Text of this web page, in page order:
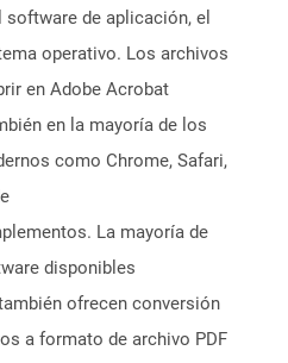
software de aplicación, el
operativo. Los archivos
en Adobe Acrobat
en la mayoría de los
como Chrome, Safari,
La mayoría de
disponibles
ofrecen conversión
a formato de archivo PDF